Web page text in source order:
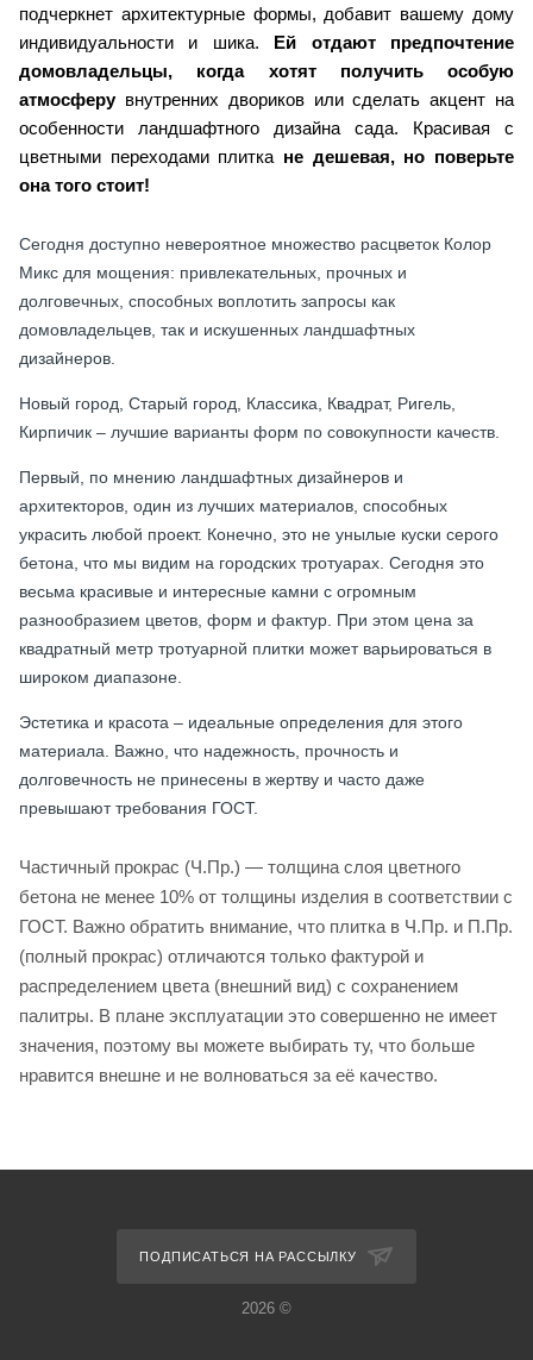
подчеркнет архитектурные формы, добавит вашему дому
индивидуальности и шика. Ей отдают предпочтение
домовладельцы, когда хотят получить особую
атмосферу внутренних двориков или сделать акцент на
особенности ландшафтного дизайна сада. Красивая с
цветными переходами плитка не дешевая, но поверьте
она того стоит!
Сегодня доступно невероятное множество расцветок Колор
Микс для мощения: привлекательных, прочных и
долговечных, способных воплотить запросы как
домовладельцев, так и искушенных ландшафтных
дизайнеров.
Новый город, Старый город, Классика, Квадрат, Ригель,
Кирпичик – лучшие варианты форм по совокупности качеств.
Первый, по мнению ландшафтных дизайнеров и
архитекторов, один из лучших материалов, способных
украсить любой проект. Конечно, это не унылые куски серого
бетона, что мы видим на городских тротуарах. Сегодня это
весьма красивые и интересные камни с огромным
разнообразием цветов, форм и фактур. При этом цена за
квадратный метр тротуарной плитки может варьироваться в
широком диапазоне.
Эстетика и красота – идеальные определения для этого
материала. Важно, что надежность, прочность и
долговечность не принесены в жертву и часто даже
превышают требования ГОСТ.
Частичный прокрас (Ч.Пр.) — толщина слоя цветного
бетона не менее 10% от толщины изделия в соответствии с
ГОСТ. Важно обратить внимание, что плитка в Ч.Пр. и П.Пр.
(полный прокрас) отличаются только фактурой и
распределением цвета (внешний вид) с сохранением
палитры. В плане эксплуатации это совершенно не имеет
значения, поэтому вы можете выбирать ту, что больше
нравится внешне и не волноваться за её качество.
ПОДПИСАТЬСЯ НА РАССЫЛКУ
2026 ©